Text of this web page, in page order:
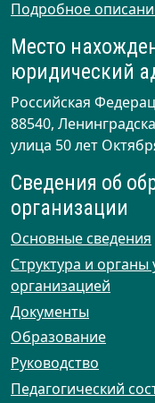
Подробное
Место
юридический
Российская
88540,
улица 50 лет
Сведения об
организации
Основные сведения
Структура и
организацией
Документы
Образование
Руководство
Педагогический